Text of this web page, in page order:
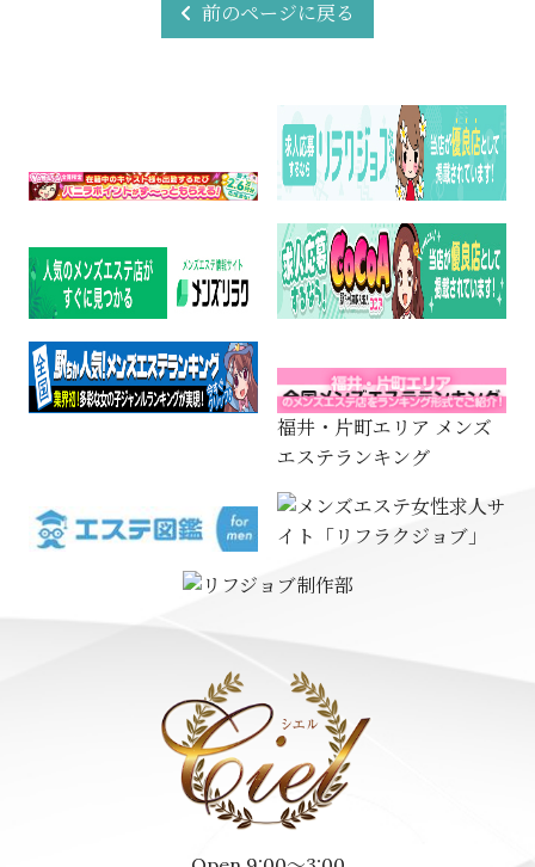
前のページに戻る
福井・片町エリア メンズ
エステランキング